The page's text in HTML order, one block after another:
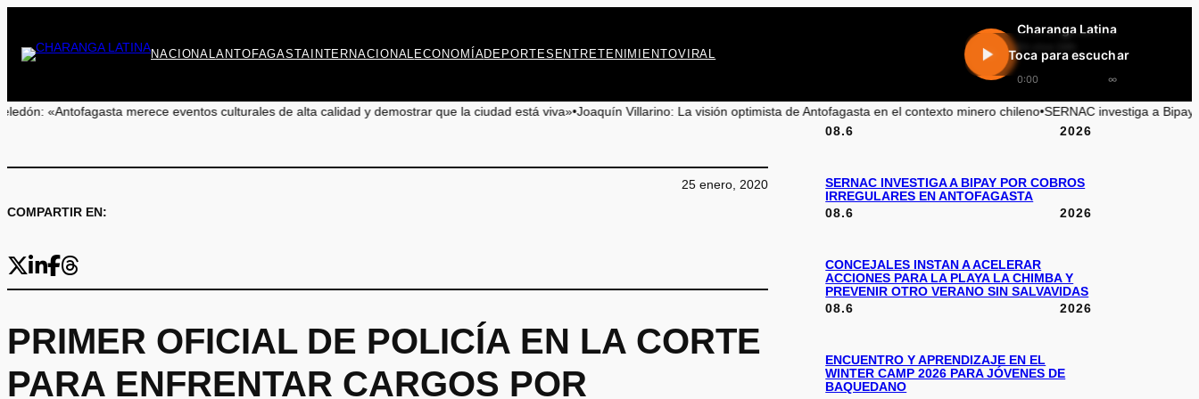
contenido
NACIONALANTOFAGASTA INTERNACIONAL ECONOMÍADEPORTES ENTRETENIMIENTOVIRAL
Charanga Latina
En vivo 24h
0:00 ∞
Toca para escuchar
eventos culturales de alta calidad y demostrar que la ciudad está viva»•Joaquín Villarino: La visión optimista de Antofagasta en el contexto minero chileno •SERNAC investiga a Bipay por cobros irregulares
COMPARTIR EN:
25 enero, 2020
PRIMER OFICIAL DE POLICÍA EN LA CORTE
PARA ENFRENTAR CARGOS POR
08.6 2026
SERNAC INVESTIGA A BIPAY POR COBROS
IRREGULARES EN ANTOFAGASTA
08.6
2026
CONCEJALES INSTAN A ACELERAR
ACCIONES PARA LA PLAYA LA CHIMBA Y
PREVENIR OTRO VERANO SIN SALVAVIDAS
08.6
2026
ENCUENTRO Y APRENDIZAJE EN EL
WINTER CAMP 2026 PARA JÓVENES DE
BAQUEDANO